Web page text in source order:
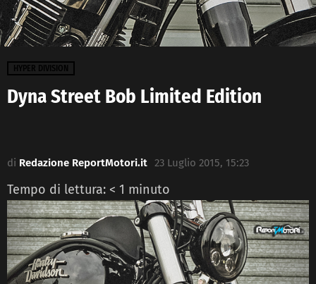
HYPER DIVISION
Dyna Street Bob Limited Edition
di Redazione ReportMotori.it 23 Luglio 2015, 15:23
Tempo di lettura: < 1 minuto